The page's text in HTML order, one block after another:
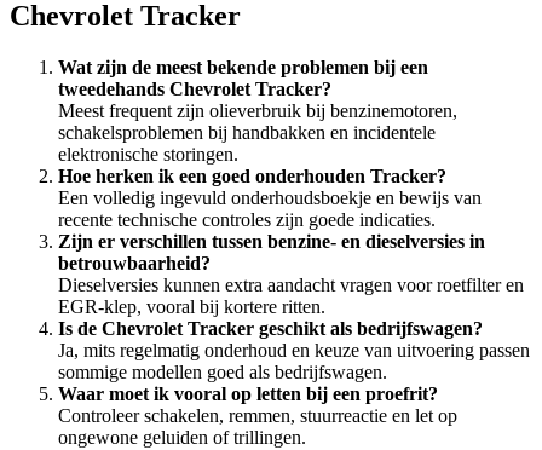
Chevrolet Tracker
Wat zijn de meest bekende problemen bij een
tweedehands Chevrolet Tracker?
Meest frequent zijn olieverbruik bij benzinemotoren,
schakelsproblemen bij handbakken en incidentele
elektronische storingen.
Hoe herken ik een goed onderhouden Tracker?
Een volledig ingevuld onderhoudsboekje en bewijs van
recente technische controles zijn goede indicaties.
Zijn er verschillen tussen benzine- en dieselversies in
betrouwbaarheid?
Dieselversies kunnen extra aandacht vragen voor roetfilter en
EGR-klep, vooral bij kortere ritten.
Is de Chevrolet Tracker geschikt als bedrijfswagen?
Ja, mits regelmatig onderhoud en keuze van uitvoering passen
sommige modellen goed als bedrijfswagen.
Waar moet ik vooral op letten bij een proefrit?
Controleer schakelen, remmen, stuurreactie en let op
ongewone geluiden of trillingen.